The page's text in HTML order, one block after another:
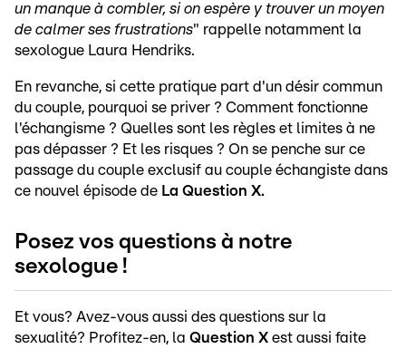
un manque à combler, si on espère y trouver un moyen
de calmer ses frustrations" rappelle notamment la
sexologue Laura Hendriks.
En revanche, si cette pratique part d'un désir commun
du couple, pourquoi se priver ? Comment fonctionne
l'échangisme ? Quelles sont les règles et limites à ne
pas dépasser ? Et les risques ? On se penche sur ce
passage du couple exclusif au couple échangiste dans
ce nouvel épisode de La Question X.
Posez vos questions à notre
sexologue !
Et vous? Avez-vous aussi des questions sur la
sexualité? Profitez-en, la Question X est aussi faite